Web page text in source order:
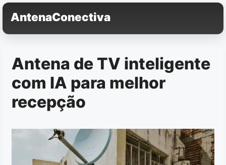
Pular
para
o
AntenaConectiva
Antena de TV inteligente
com IA para melhor
recepção